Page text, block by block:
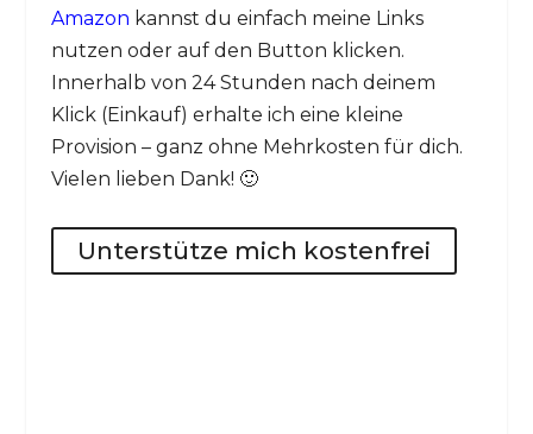
Amazon kannst du einfach meine Links
nutzen oder auf den Button klicken.
Innerhalb von 24 Stunden nach deinem
Klick (Einkauf) erhalte ich eine kleine
Provision – ganz ohne Mehrkosten für dich.
Vielen lieben Dank! 🙂
Unterstütze mich kostenfrei